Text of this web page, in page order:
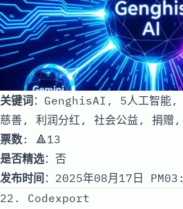
关键词：GenghisAI, 5人工智能
慈善, 利润分红, 社会公益, 捐赠,
票数: 🔺13
是否精选：否
发布时间 ：2025年08月17日
22. Codexport